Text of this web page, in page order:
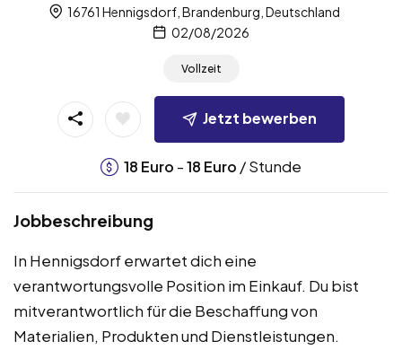
16761 Hennigsdorf, Brandenburg, Deutschland
02/08/2026
Vollzeit
Jetzt bewerben
18 Euro -18 Euro / Stunde
Jobbeschreibung
In Hennigsdorf erwartet dich eine
verantwortungsvolle Position im Einkauf. Du bist
mitverantwortlich für die Beschaffung von
Materialien, Produkten und Dienstleistungen.